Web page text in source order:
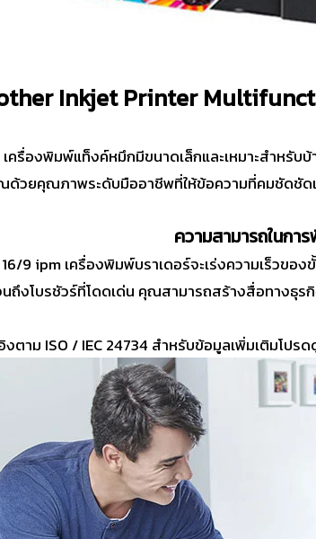
Inkjet Printer
รื่องพิมพ์แท็งค์หมึกมีขนาดเล็กและเหมาะสำหรั
วยคุณภาพระดับมืออาชีพที่ให้ข้อความที่คมชัดชัด
ความสามารถในกา
9 ipm เครื่องพิมพ์บราเดอร์จะเร่งความเร็วข
งโบรชัวร์ที่โดดเด่น คุณสามารถสร้างสื่อทางธุร
งตาม ISO / IEC 24734 สำหรับข้อมูลเพิ่มเติมโปร